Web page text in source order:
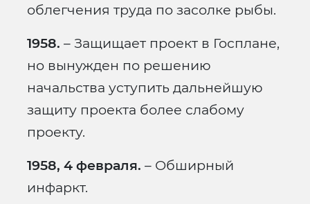
облегчения труда по засолке рыбы.
1958. – Защищает проект в Госплане,
но вынужден по решению
начальства уступить дальнейшую
защиту проекта более слабому
проекту.
1958, 4 февраля. – Обширный
инфаркт.